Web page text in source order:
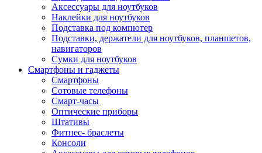
Аксессуары для ноутбуков
Наклейки для ноутбуков
Подставка под компютер
Подставки, держатели для ноутбуков, планшетов,
навигаторов
Сумки для ноутбуков
Смартфоны и гаджеты
Смартфоны
Сотовые телефоны
Смарт-часы
Оптические приборы
Штативы
Фитнес- браслеты
Консоли